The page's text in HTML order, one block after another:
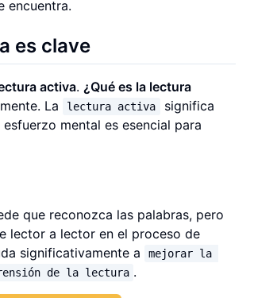
encuentra.
es clave
activa. ¿Qué es la lectura
La lectura activa
significa
mental es esencial para
que reconozca las palabras, pero
lector a lector en el proceso de
significativamente a
mejorar la
de la lectura .